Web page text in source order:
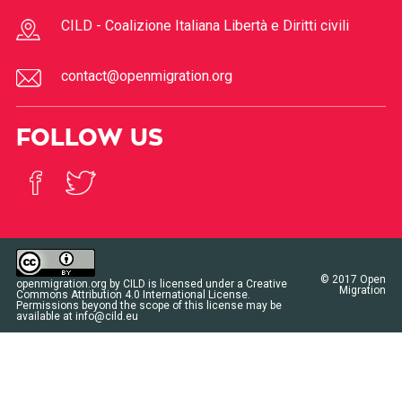
CILD - Coalizione Italiana Libertà e Diritti civili
contact@openmigration.org
FOLLOW US
openmigration.org by CILD is licensed under a Creative
Commons Attribution 4.0 International License.
Permissions beyond the scope of this license may be
available at info@cild.eu
© 2017 Open
Migration